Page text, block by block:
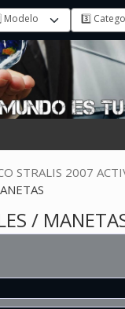
STRALIS 2007
/